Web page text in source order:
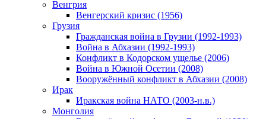
Венгрия
Венгерский кризис (1956)
Грузия
Гражданская война в Грузии (1992-1993)
Война в Абхазии (1992-1993)
Конфликт в Кодорском ущелье (2006)
Война в Южной Осетии (2008)
Вооружённый конфликт в Абхазии (2008)
Ирак
Иракская война НАТО (2003-н.в.)
Монголия